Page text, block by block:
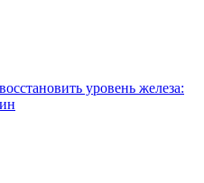
уровень железа: